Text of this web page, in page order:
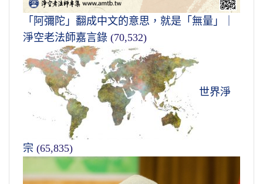
「阿彌陀」翻成中文的意思，就是「無量」｜
淨空老法師嘉言錄 (70,532)
世界淨
宗 (65,835)